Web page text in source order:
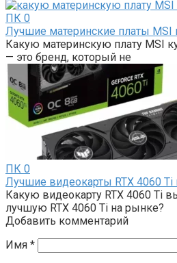
ПК 0
Лучшие материнские платы MSI
Какую материнскую плату MSI
— это бренд, который не
ПК 0
Лучшие видеокарты RTX 4060 Ti
Какую видеокарту RTX 4060 Ti
лучшую RTX 4060 Ti на рынке?
Добавить комментарий
Имя *